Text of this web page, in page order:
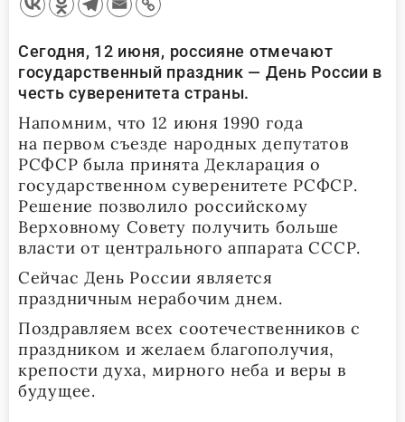
Сегодня, 12 июня, россияне отмечают
государственный праздник — День России в
честь суверенитета страны.
Напомним, что 12 июня 1990 года
на первом съезде народных депутатов
РСФСР была принята Декларация о
государственном суверенитете РСФСР.
Решение позволило российскому
Верховному Совету получить больше
власти от центрального аппарата СССР.
Сейчас День России является
праздничным нерабочим днем.
Поздравляем всех соотечественников с
праздником и желаем благополучия,
крепости духа, мирного неба и веры в
будущее.